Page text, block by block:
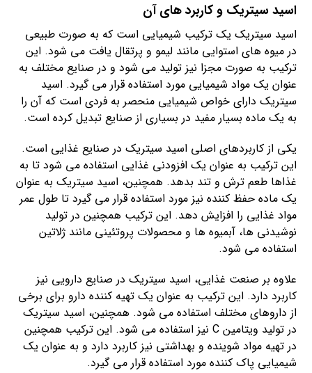
اسید سیتریک و کاربرد های آن
اسید سیتریک یک ترکیب شیمیایی است که به صورت طبیعی
در میوه های استوایی مانند لیمو و پرتقال یافت می شود. این
ترکیب به صورت مجزا نیز تولید می شود و در صنایع مختلف به
عنوان یک مواد شیمیایی مورد استفاده قرار می گیرد. اسید
سیتریک دارای خواص شیمیایی منحصر به فردی است که آن را
به یک ماده بسیار مفید در بسیاری از صنایع تبدیل کرده است.
یکی از کاربردهای اصلی اسید سیتریک در صنایع غذایی است.
این ترکیب به عنوان یک افزودنی غذایی استفاده می شود تا به
غذاها طعم ترش و تند بدهد. همچنین، اسید سیتریک به عنوان
یک ماده حفظ کننده نیز مورد استفاده قرار می گیرد تا طول عمر
مواد غذایی را افزایش دهد. این ترکیب همچنین در تولید
نوشیدنی ها، آبمیوه ها و محصولات پروتئینی مانند ژلاتین
استفاده می شود.
علاوه بر صنعت غذایی، اسید سیتریک در صنایع دارویی نیز
کاربرد دارد. این ترکیب به عنوان یک تهیه کننده دارو برای برخی
از داروهای مختلف استفاده می شود. همچنین، اسید سیتریک
در تولید ویتامین C نیز استفاده می شود. این ترکیب همچنین
در تهیه مواد شوینده و بهداشتی نیز کاربرد دارد و به عنوان یک
شیمیایی پاک کننده مورد استفاده قرار می گیرد.